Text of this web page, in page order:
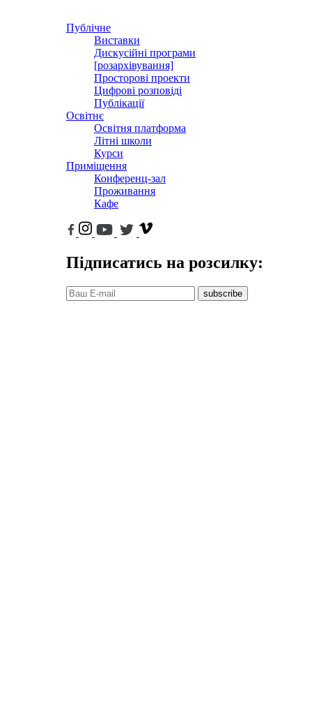
Публічне
Виставки
Дискусійні програми
[розархівування]
Просторові проекти
Цифрові розповіді
Публікації
Освітнє
Освітня платформа
Літні школи
Курси
Приміщення
Конференц-зал
Проживання
Кафе
Підписатись на розсилку:
subscribe